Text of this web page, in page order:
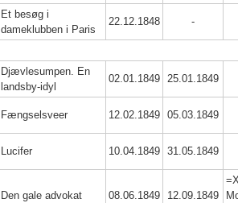
Et besøg i
dameklubben i Paris
22.12.1848 -
Djævlesumpen. En
landsby-idyl
02.01.1849 25.01.1849
Fængselsveer 12.02.1849 05.03.1849
Lucifer 10.04.1849 31.05.1849
Den gale advokat 08.06.1849 12.09.1849